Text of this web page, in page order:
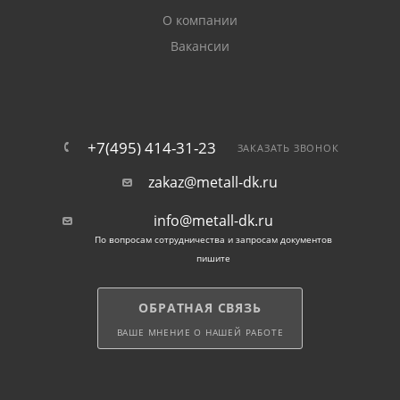
1 метр. При необходимости проволоку можно гнуть
и фиксировать при помощи сварки. Возможна
О компании
Вакансии
+7(495) 414-31-23 ЗАКАЗАТЬ ЗВОНОК
zakaz@metall-dk.ru
info@metall-dk.ru
По вопросам сотрудничества и запросам документов
пишите
ОБРАТНАЯ СВЯЗЬ
ВАШЕ МНЕНИЕ О НАШЕЙ РАБОТЕ